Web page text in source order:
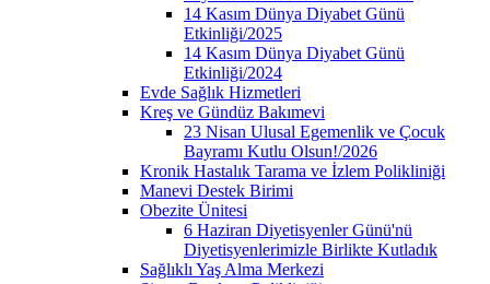
14 Kasım Dünya Diyabet Günü
Etkinliği/2025
14 Kasım Dünya Diyabet Günü
Etkinliği/2024
Evde Sağlık Hizmetleri
Kreş ve Gündüz Bakımevi
23 Nisan Ulusal Egemenlik ve Çocuk
Bayramı Kutlu Olsun!/2026
Kronik Hastalık Tarama ve İzlem Polikliniği
Manevi Destek Birimi
Obezite Ünitesi
6 Haziran Diyetisyenler Günü'nü
Diyetisyenlerimizle Birlikte Kutladık
Sağlıklı Yaş Alma Merkezi